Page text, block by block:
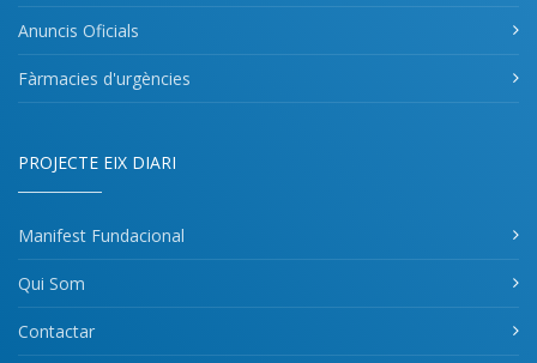
Anuncis Oficials
Fàrmacies d'urgències
PROJECTE EIX DIARI
Manifest Fundacional
Qui Som
Contactar